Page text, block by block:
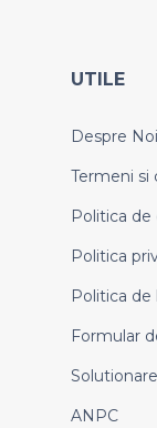
UTILE
Despre Noi
Termeni si
Politica
Politica
Politica de
Formular
ANPC